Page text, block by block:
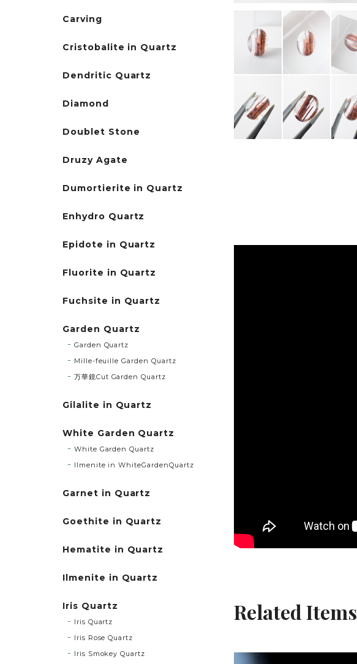
Related Items
Carving
Cristobalite in Quartz
Dendritic Quartz
Diamond
Doublet Stone
Druzy Agate
Dumortierite in Quartz
Enhydro Quartz
Epidote in Quartz
Fluorite in Quartz
Fuchsite in Quartz
Garden Quartz
Garden Quartz
Mille-feuille Garden Quartz
万華鏡Cut Garden Quartz
Gilalite in Quartz
White Garden Quartz
White Garden Quartz
Ilmenite in WhiteGardenQuartz
Garnet in Quartz
Goethite in Quartz
Hematite in Quartz
Ilmenite in Quartz
Iris Quartz
Iris Quartz
Iris Rose Quartz
Iris Smokey Quartz